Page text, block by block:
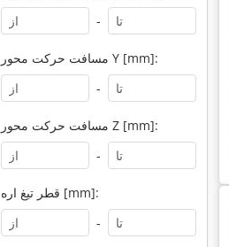
-
مسافت حرکت محور Y [mm]:
-
مسافت حرکت محور Z [mm]:
-
قطر تیغ اره [mm]:
-